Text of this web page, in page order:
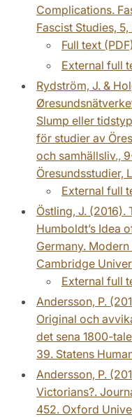
Complications.
Fascist Studies,
Full text (PDF)
External full
Rydström, J. &
Slump eller
för studier av
och samhällsliv.,
Öresundsstudier,
External full
Östling, J. (2016).
Humboldt’s Idea
Germany.
Cambridge
External full
Andersson, P.
Original och
det sena 1800-
39. Statens
Andersson, P.
Victorians?.
452. Oxford